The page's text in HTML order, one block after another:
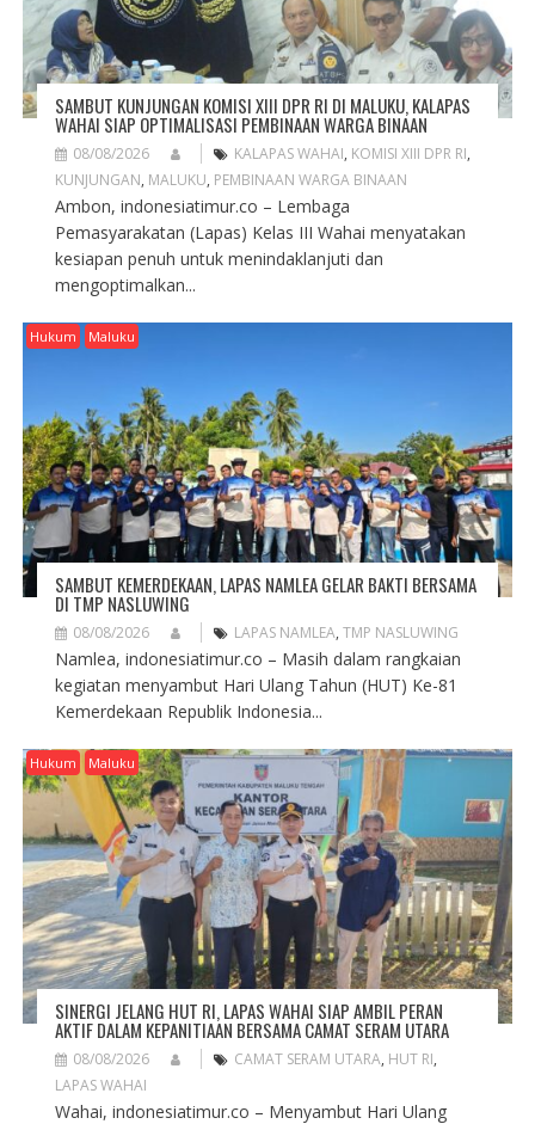
SAMBUT KUNJUNGAN KOMISI XIII DPR RI DI MALUKU, KALAPAS
WAHAI SIAP OPTIMALISASI PEMBINAAN WARGA BINAAN
08/08/2026 KALAPAS WAHAI, KOMISI XIII DPR RI,
KUNJUNGAN, MALUKU, PEMBINAAN WARGA BINAAN
Ambon, indonesiatimur.co – Lembaga
Pemasyarakatan (Lapas) Kelas III Wahai menyatakan
kesiapan penuh untuk menindaklanjuti dan
mengoptimalkan...
Hukum Maluku
SAMBUT KEMERDEKAAN, LAPAS NAMLEA GELAR BAKTI BERSAMA
DI TMP NASLUWING
08/08/2026 LAPAS NAMLEA, TMP NASLUWING
Namlea, indonesiatimur.co – Masih dalam rangkaian
kegiatan menyambut Hari Ulang Tahun (HUT) Ke-81
Kemerdekaan Republik Indonesia...
Hukum Maluku
SINERGI JELANG HUT RI, LAPAS WAHAI SIAP AMBIL PERAN
AKTIF DALAM KEPANITIAAN BERSAMA CAMAT SERAM UTARA
08/08/2026 CAMAT SERAM UTARA, HUT RI,
LAPAS WAHAI
Wahai, indonesiatimur.co – Menyambut Hari Ulang